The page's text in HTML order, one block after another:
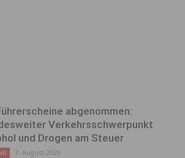
abgenommen:
Verkehrsschwerpunkt
und Drogen am Steuer
7. August 2026